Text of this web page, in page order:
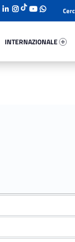
INTERNAZIONALE